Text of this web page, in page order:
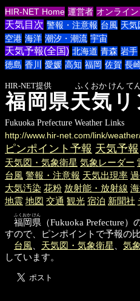
HIR-NET Home 運営者 オンライン
天気目次 警報・注意報 台風 天気
空港 海洋 潮汐・潮流 宇宙
天気予報(全国) 北海道 青森 岩手
徳島 香川 愛媛 高知 福岡 佐賀 長
福岡県天気
HIR-NET提供 ふくおか けん てん
Fukuoka Prefecture Weather Links
http://www.hir-net.com/link/
ピンポイント予報 天気予報
天気図・気象衛星 気象レーダー
台風 警報・注意報 天気出現率
大気汚染 花粉 放射能・放射線
地震 地図 交通 観光 宿泊 新聞社
福岡県
ふくおか けん
（Fukuoka Prefecture
すので、ピンポイントで予報の
台風、 天気図・気象衛星 、 気
しています。